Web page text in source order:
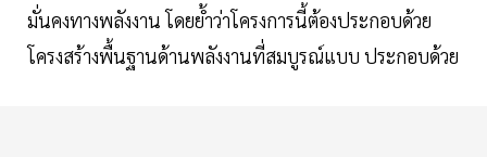
มั่นคงทางพลังงาน โดยย้ำว่าโครงการนี้ต้องประกอบด้วย
โครงสร้างพื้นฐานด้านพลังงานที่สมบูรณ์แบบ ประกอบด้วย